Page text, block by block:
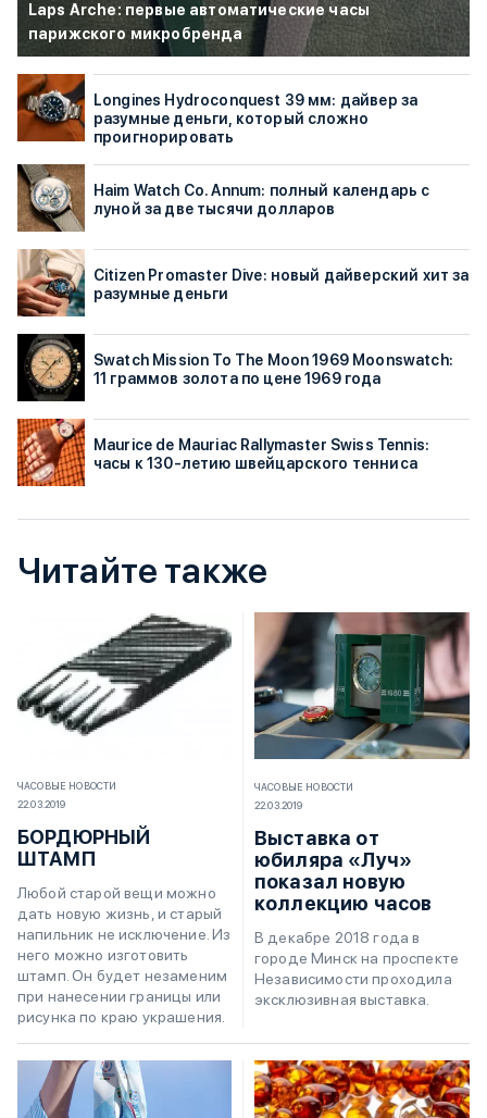
Laps Arche: первые автоматические часы
парижского микробренда
Longines Hydroconquest 39 мм: дайвер за
разумные деньги, который сложно
проигнорировать
Haim Watch Co. Annum: полный календарь с
луной за две тысячи долларов
Citizen Promaster Dive: новый дайверский хит за
разумные деньги
Swatch Mission To The Moon 1969 Moonswatch:
11 граммов золота по цене 1969 года
Maurice de Mauriac Rallymaster Swiss Tennis:
часы к 130-летию швейцарского тенниса
Читайте также
ЧАСОВЫЕ НОВОСТИ
22.03.2019
БОРДЮРНЫЙ
ШТАМП
Любой старой вещи можно
дать новую жизнь, и старый
напильник не исключение. Из
него можно изготовить
штамп. Он будет незаменим
при нанесении границы или
рисунка по краю украшения.
ЧАСОВЫЕ НОВОСТИ
22.03.2019
Выставка от
юбиляра «Луч»
показал новую
коллекцию часов
В декабре 2018 года в
городе Минск на проспекте
Независимости проходила
эксклюзивная выставка.